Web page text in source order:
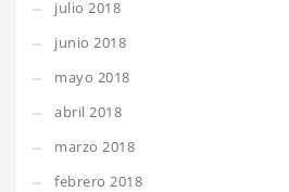
julio 2018
junio 2018
mayo 2018
abril 2018
marzo 2018
febrero 2018